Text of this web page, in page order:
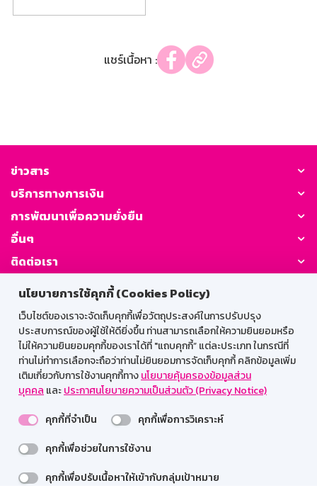
นโยบายการใช้คุกกี้ (Cookies Policy)
เว็บไซต์ของเราจะจัดเก็บคุกกี้เพื่อวัตถุประสงค์ในการปรับปรุง
ประสบการณ์ของผู้ใช้ให้ดียิ่งขึ้น ท่านสามารถเลือกให้ความยินยอมหรือ
ไม่ให้ความยินยอมคุกกี้ของเราได้ที่ "แถบคุกกี้” แต่ละประเภท ในกรณีที่
ท่านไม่ทำการเลือกจะถือว่าท่านไม่ยินยอมการจัดเก็บคุกกี้ คลิกข้อมูลเพิ่ม
เติมเกี่ยวกับการใช้งานคุกกี้ทางนโยบายคุ้มครองข้อมูลส่วน
บุคคล และประกาศนโยบายความเป็นส่วนตัว (Privacy Notice)
คุกกี้ที่จำเป็น
คุกกี้เพื่อการวิเคราะห์
คุกกี้เพื่อช่วยในการใช้งาน
คุกกี้เพื่อปรับเนื้อหาให้เข้ากับกลุ่มเป้าหมาย
แชร์เนื้อหา :
ข่าวสาร
บริการทางการเงิน
การพัฒนาเพื่อความยั่งยืน
อื่นๆ
ติดต่อเรา
GSB Society:
สำหรับพนักงาน
Web HR
GSB Wisdom
M-Search
เข้าสู่ระบบเน็ตเมล
รองรับการใช้งานได้ดีบนเว็บบราวเซอร์